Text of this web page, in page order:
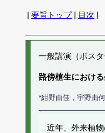
要旨トップ| 目次
一般講演（ポス
路傍植生におけ
*紺野由佳，宇野由
近年、外来植